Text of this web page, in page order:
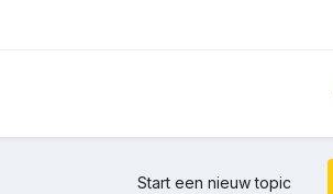
Start een nieuw topic